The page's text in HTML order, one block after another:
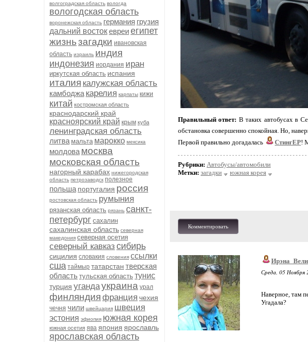
волгоградская область вологда
вологодская область
воронежская область германия грузия
дальний востокевреиегипет
жизньзагадки ивановская
область израиль индия
индонезия иордания иран
иркутская область испания
италия калужская область
камбоджа карелия карпаты кижи
китай костромская область
краснодарский край
красноярский край крым куба
ленинградская область
литва мальта марокко мексика
молдова москва
московская область
нагорный карабах нижегородская
область петрозаводск полезное
польша португалия россия
ростовская область румыния
рязанская область рязань санкт-
петербург сахалин
сахалинская область северная
македония северная осетия
северный кавказ сибирь
сицилия словакия словения ссылки
сша таймыр татарстан тверская
область тульская область тунис
турция угандаукраина урал
финляндия франция чехия
чечня чили швейцария швеция
эстония эфиопия южная корея
южная осетия ява япония ярославль
ярославская область
Правильный ответ: В таких автобусах в
обстановка совершенно спокойная. Но,
Первой правильно догадалась
СтингЕР!
Рубрики: Автобусы/автомобили
Метки: загадки южная корея
Комментировать
Среда, 05 Ноября
Наверное, там
Угадала?